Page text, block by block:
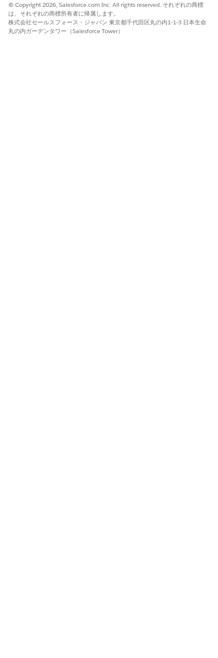
https://ideas.salesforce.com/s/idea/a0B8W00000Gdmr8UAB/
dashboards-created-by-different-user-with-manageedit-
permissions
© Copyright 2026, Salesforce.com Inc. All rights reserved. それぞれの商標
は、それぞれの商標所有者に帰属します。
株式会社セールスフォース・ジャパン 東京都千代田区丸の内1-1-3 日本生命
丸の内ガーデンタワー（Salesforce Tower）